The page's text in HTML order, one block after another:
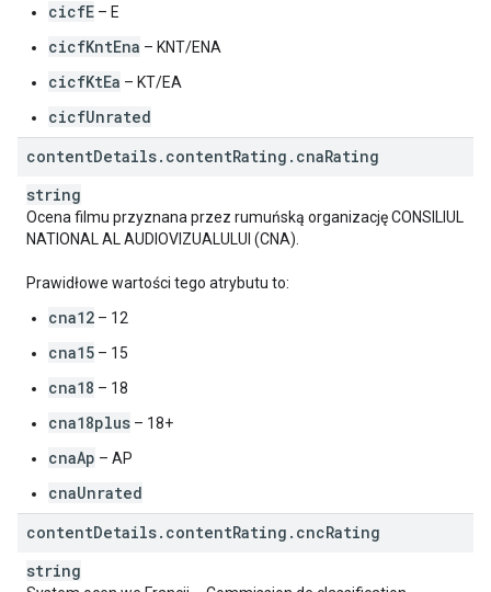
cicfE – E
cicfKntEna – KNT/ENA
cicfKtEa – KT/EA
cicfUnrated
contentDetails. contentRating . cnaRating
string
Ocena filmu przyznana przez rumuńską organizację CONSILIUL
NATIONAL AL AUDIOVIZUALULUI (CNA).
Prawidłowe wartości tego atrybutu to:
cna12 – 12
cna15 – 15
cna18 – 18
cna18plus – 18+
cnaAp – AP
cnaUnrated
contentDetails. contentRating . cncRating
string